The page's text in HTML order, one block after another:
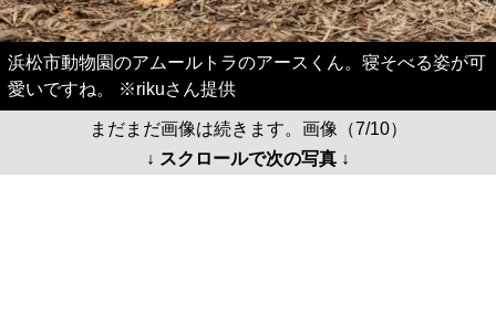
浜松市動物園のアムールトラのアースくん。寝そべる姿が可
愛いですね。 ※rikuさん提供
まだまだ画像は続きます。画像（7/10）
↓ スクロールで次の写真 ↓